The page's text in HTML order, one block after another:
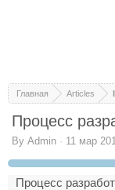
Главная Articles
Процесс
By Admin · 11 мар
Процесс